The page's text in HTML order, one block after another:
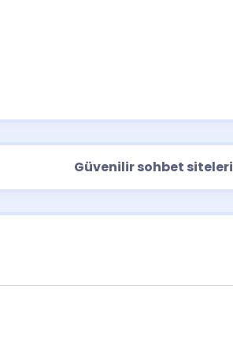
Güvenilir sohbet siteleri